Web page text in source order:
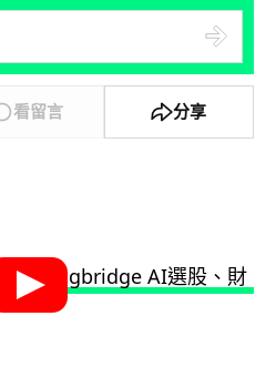
看留言 分享